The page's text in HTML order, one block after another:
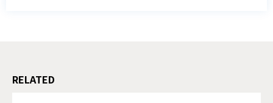
RELATED